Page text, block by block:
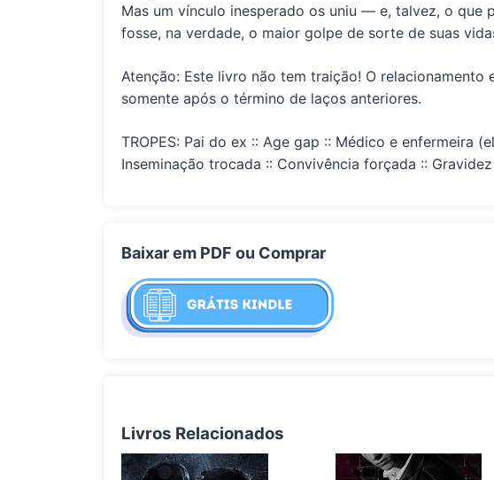
Mas um vínculo inesperado os uniu — e, talvez, o que
fosse, na verdade, o maior golpe de sorte de suas
Atenção: Este livro não tem traição! O
somente após o término de laços anteriores.
TROPES: Pai do ex :: Age gap :: Médico e enfermeira
Inseminação trocada :: Convivência forçada ::
Baixar em PDF ou Comprar
Livros Relacionados